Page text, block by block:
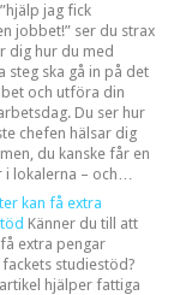
jag fick
jobbet!” ser du strax
dig hur du med
steg ska gå in på det
och utföra din
Du ser hur
chefen hälsar dig
du kanske får en
i lokalerna – och…
kan få extra
Känner du till att
extra pengar
fackets studiestöd?
hjälper fattiga